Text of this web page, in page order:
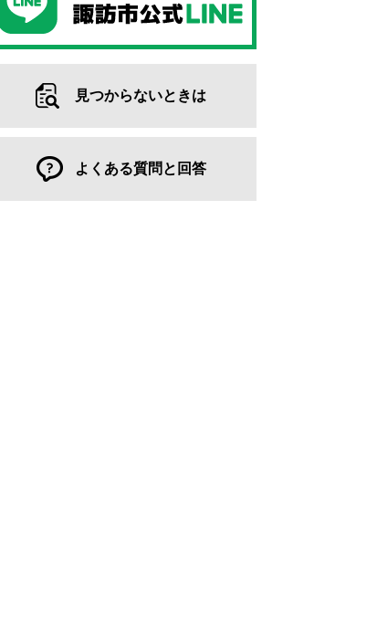
見つからないときは
よくある質問と回答